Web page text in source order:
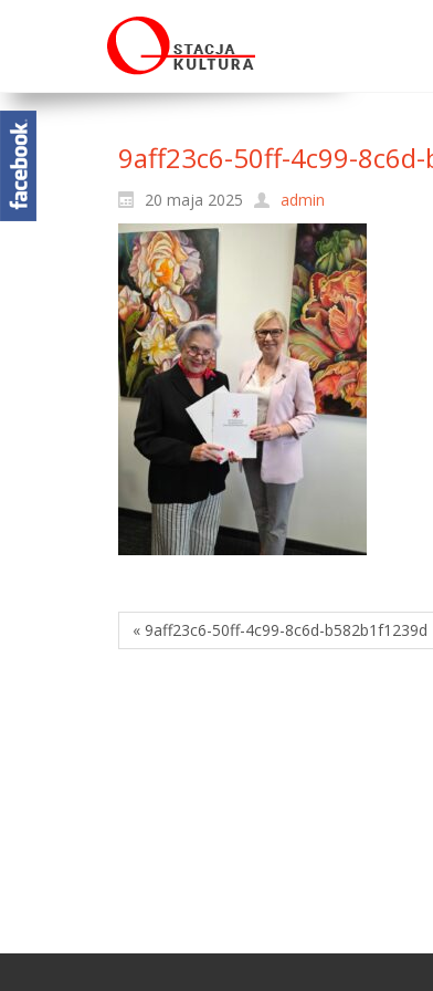
9aff23c6-50ff-4c99-
20 maja 2025 admin
« 9aff23c6-50ff-4c99-8c6d-b582b1f1239d